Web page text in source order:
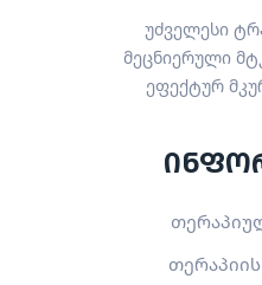
უძველესი
მეცნიერული
ეფექტურ